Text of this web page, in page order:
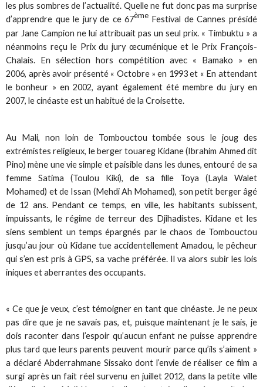
les plus sombres de l’actualité. Quelle ne fut donc pas ma surprise
d’apprendre que le jury de ce 67èmeFestival de Cannes présidé
par Jane Campion ne lui attribuait pas un seul prix. « Timbuktu » a
néanmoins reçu le Prix du jury œcuménique et le Prix François-
Chalais. En sélection hors compétition avec « Bamako » en
2006, après avoir présenté « Octobre » en 1993 et « En attendant
le bonheur » en 2002, ayant également été membre du jury en
2007, le cinéaste est un habitué de la Croisette.
Au Mali, non loin de Tombouctou tombée sous le joug des
extrémistes religieux, le berger touareg Kidane (Ibrahim Ahmed dit
Pino) mène une vie simple et paisible dans les dunes, entouré de sa
femme Satima (Toulou Kiki), de sa fille Toya (Layla Walet
Mohamed) et de Issan (Mehdi Ah Mohamed), son petit berger âgé
de 12 ans. Pendant ce temps, en ville, les habitants subissent,
impuissants, le régime de terreur des Djihadistes. Kidane et les
siens semblent un temps épargnés par le chaos de Tombouctou
jusqu’au jour où Kidane tue accidentellement Amadou, le pêcheur
qui s’en est pris à GPS, sa vache préférée. Il va alors subir les lois
iniques et aberrantes des occupants.
« Ce que je veux, c’est témoigner en tant que cinéaste. Je ne peux
pas dire que je ne savais pas, et, puisque maintenant je le sais, je
dois raconter dans l’espoir qu’aucun enfant ne puisse apprendre
plus tard que leurs parents peuvent mourir parce qu’ils s’aiment »
a déclaré Abderrahmane Sissako dont l’envie de réaliser ce film a
surgi après un fait réel survenu en juillet 2012, dans la petite ville